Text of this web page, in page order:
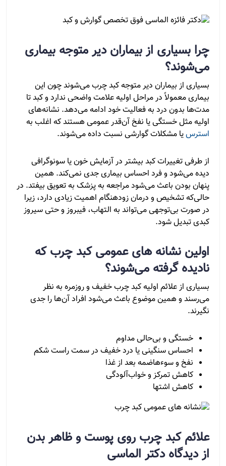
چرا بسیاری از بیماران دیر متوجه بیماری
می‌شوند؟
بسیاری از بیماران دیر متوجه کبد چرب می‌شوند چون این
بیماری معمولاً در مراحل اولیه علامت واضحی ندارد و کبد تا
مدت‌ها بدون درد به فعالیت خود ادامه می‌دهد. نشانه‌های
اولیه مثل خستگی یا نفخ آن‌قدر عمومی هستند که اغلب به
استرسیا مشکلات گوارشی نسبت داده می‌شوند.
از طرفی تغییرات کبد بیشتر در آزمایش خون یا سونوگرافی
دیده می‌شود و فرد احساس بیماری جدی نمی‌کند. همین
پنهان بودن باعث می‌شود مراجعه به پزشک به تعویق بیفتد. در
حالی‌که تشخیص و درمان زودهنگام اهمیت زیادی دارد، زیرا
در صورت بی‌توجهی می‌تواند به التهاب، فیبروز و حتی سیروز
کبدی تبدیل شود.
اولین نشانه های عمومی کبد چرب که
نادیده گرفته می‌شوند؟
بسیاری از علائم اولیه کبد چرب خفیف و روزمره به نظر
می‌رسند و همین موضوع باعث می‌شود افراد آن‌ها را جدی
نگیرند.
خستگی و بی‌حالی مداوم
احساس سنگینی یا درد خفیف در سمت راست شکم
نفخ و سوءهاضمه بعد از غذا
کاهش تمرکز و خواب‌آلودگی
کاهش اشتها
علائم کبد چرب روی پوست و ظاهر بدن
از دیدگاه دکتر الماسی